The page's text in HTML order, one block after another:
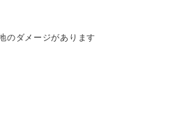
のダメージがあります